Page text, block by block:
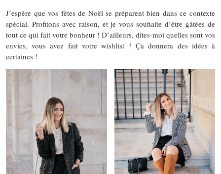
J’espère que vos fêtes de Noël se préparent bien dans ce contexte
spécial. Profitons avec raison, et je vous souhaite d’être gâtées de
tout ce qui fait votre bonheur ! D’ailleurs, dîtes-moi quelles sont vos
envies, vous avez fait votre wishlist ? Ça donnera des idées à
certaines !